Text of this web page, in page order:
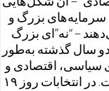
سرمایه‌های بزرگ و
– “نه”ای بزرگ
سال گذشته به‌طور
سیاسی، اقتصادی و
اجتماعی حزب کارگر حمایت کرده است. در انتخابات روز ۱۹